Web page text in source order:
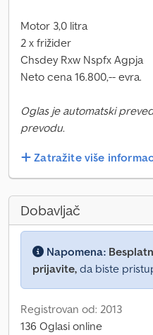
Motor 3,0 litra
2 x frižider
Chsdey Rxw Nspfx Agpja
Neto cena 16.800,-- evra.
Oglas je automatski
prevodu.
Zatražite više
Dobavljač
Napomena:
prijavite, da biste
Registrovan od: 2013
136 Oglasi online